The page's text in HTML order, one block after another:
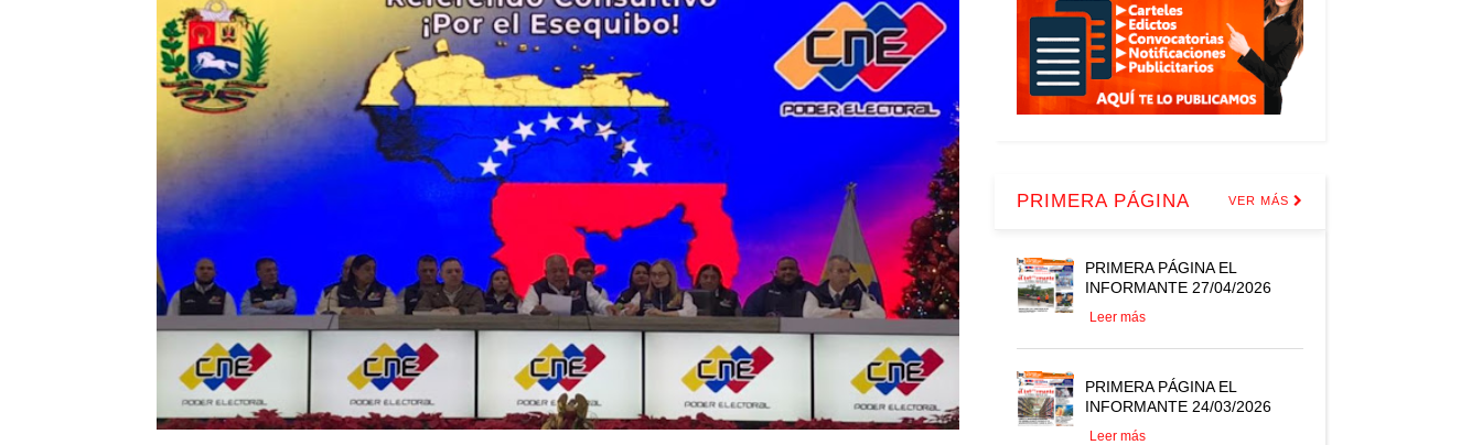
PRIMERA PÁGINA VER MÁS
PRIMERA PÁGINA EL
INFORMANTE 27/04/2026
Leer más
PRIMERA PÁGINA EL
INFORMANTE 24/03/2026
Leer más